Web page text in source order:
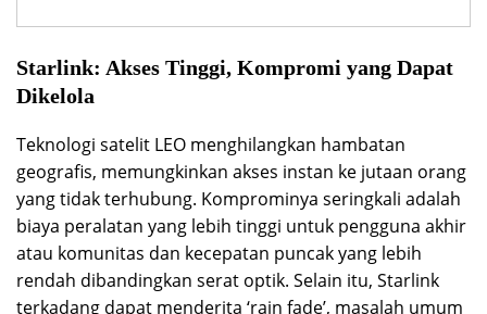
Starlink: Akses Tinggi, Kompromi yang Dapat
Dikelola
Teknologi satelit LEO menghilangkan hambatan
geografis, memungkinkan akses instan ke jutaan orang
yang tidak terhubung. Komprominya seringkali adalah
biaya peralatan yang lebih tinggi untuk pengguna akhir
atau komunitas dan kecepatan puncak yang lebih
rendah dibandingkan serat optik. Selain itu, Starlink
terkadang dapat menderita ‘rain fade’, masalah umum